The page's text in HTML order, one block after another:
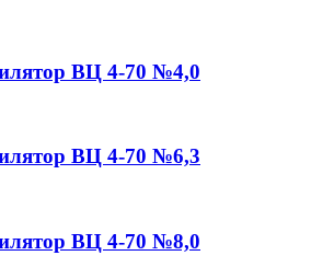
ВЦ 4-70 №4,0
ВЦ 4-70 №6,3
ВЦ 4-70 №8,0